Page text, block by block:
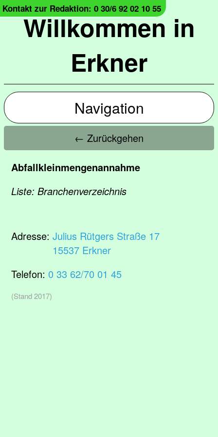
Willkommen in
Erkner
Kontakt zur Redaktion: 0 30/6 92 02 10 55
Navigation
← Zurückgehen
Abfallkleinmengenannahme
Liste: Branchenverzeichnis
Adresse: Julius Rütgers Straße 17
15537 Erkner
Telefon: 0 33 62/70 01 45
(Stand 2017)